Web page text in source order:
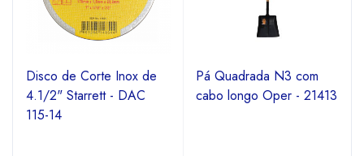
Disco de Corte Inox de
4.1/2" Starrett - DAC
115-14
Pá Quadrada N3 com
cabo longo Oper - 21413